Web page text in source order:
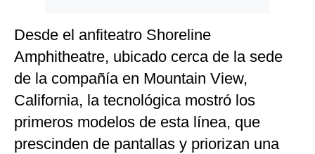
Desde el anfiteatro Shoreline
Amphitheatre, ubicado cerca de la sede
de la compañía en Mountain View,
California, la tecnológica mostró los
primeros modelos de esta línea, que
prescinden de pantallas y priorizan una